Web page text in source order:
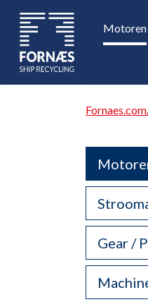
Motoren
Gear /